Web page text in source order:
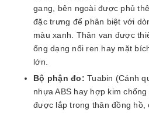
gang, bên ngoài được phủ
đặc trưng để phân biệt với
màu xanh. Thân van được
ống dạng nối ren hay mặt
lớn.
Bộ phận đo: Tuabin (Cánh
nhựa ABS hay hợp kim
được lắp trong thân đồng hồ,